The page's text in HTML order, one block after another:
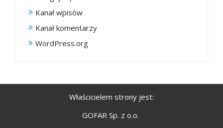
Kanał wpisów
Kanał komentarzy
WordPress.org
Właścicielem strony jest:
GOFAR Sp. z o.o.